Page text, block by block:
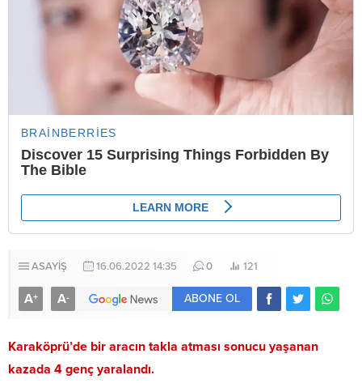
ASAYİŞ 16.06.2022 14:35 0 121
A+ A- ABONE OL
Karaköprü’de bir aracın takla atması sonucu yaşanan
kazada 4 genç yaralandı.